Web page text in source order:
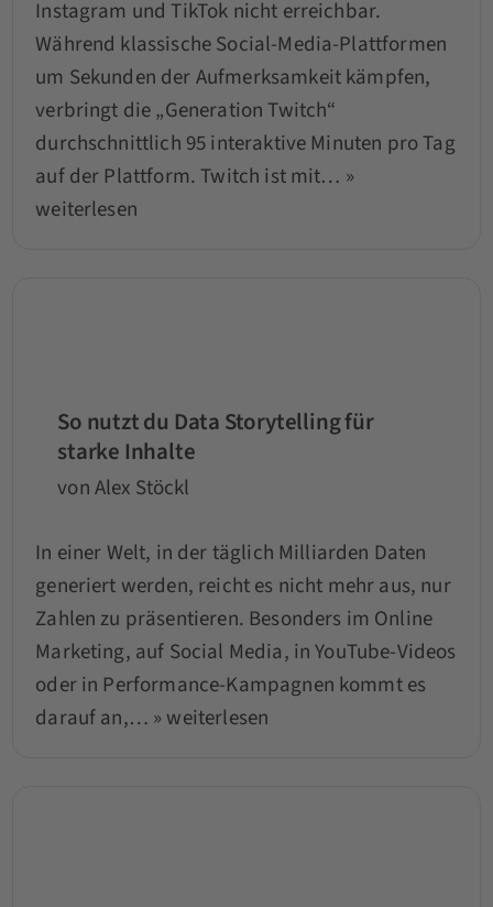
Instagram und TikTok nicht erreichbar.
Während klassische Social-Media-Plattformen
um Sekunden der Aufmerksamkeit kämpfen,
verbringt die „Generation Twitch“
durchschnittlich 95 interaktive Minuten pro Tag
auf der Plattform. Twitch ist mit… »
weiterlesen
So nutzt du Data Storytelling für
starke Inhalte
von Alex Stöckl
In einer Welt, in der täglich Milliarden Daten
generiert werden, reicht es nicht mehr aus, nur
Zahlen zu präsentieren. Besonders im Online
Marketing, auf Social Media, in YouTube-Videos
oder in Performance-Kampagnen kommt es
darauf an,… » weiterlesen